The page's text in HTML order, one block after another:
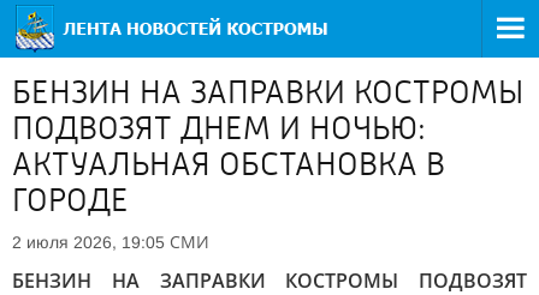
БЕНЗИН НА ЗАПРАВКИ КОСТРОМЫ
ПОДВОЗЯТ ДНЕМ И НОЧЬЮ:
АКТУАЛЬНАЯ ОБСТАНОВКА В
ГОРОДЕ
2 июля 2026, 19:05 СМИ
БЕНЗИН НА ЗАПРАВКИ КОСТРОМЫ ПОДВОЗЯТ